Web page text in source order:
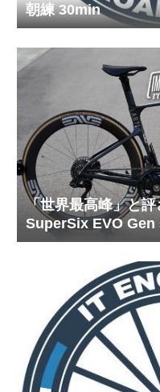
朝練 30min
「世界最高峰」と
SuperSix EVO Gen
完結編